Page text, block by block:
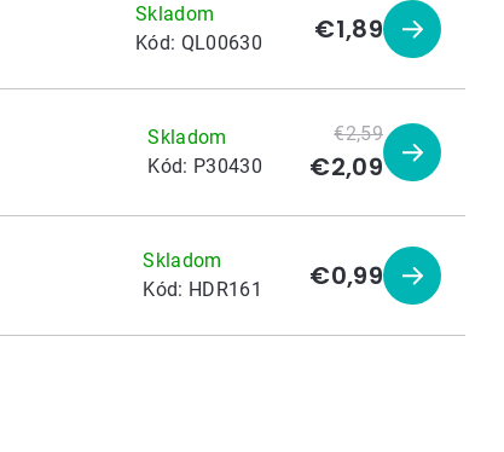
Skladom
Kód: QL00630 €1,89
Zobraziť
Skladom
Kód: P30430
€2,59
€2,09
Zobraziť
Skladom
Kód: HDR161 €0,99
Zobraziť